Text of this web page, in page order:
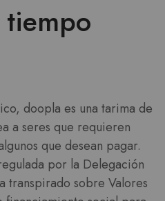
doopla es una tarima de
a seres que requieren
que desean pagar.
por la Delegación
transpirado sobre Valores